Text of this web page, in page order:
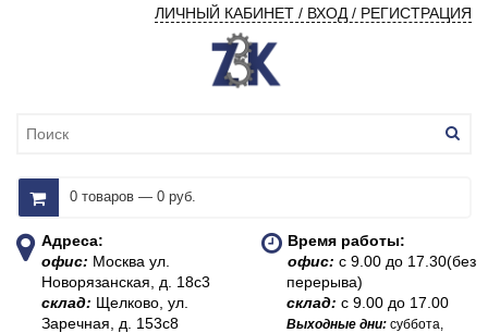
ЛИЧНЫЙ КАБИНЕТ / ВХОД / РЕГИСТРАЦИЯ
0 товаров — 0 руб.
Адреса:
офис: Москва ул.
Новорязанская, д. 18с3
склад: Щелково, ул.
Заречная, д. 153с8
Время работы:
офис:с 9.00 до 17.30(без
перерыва)
склад:с 9.00 до 17.00
Выходные дни:суббота,